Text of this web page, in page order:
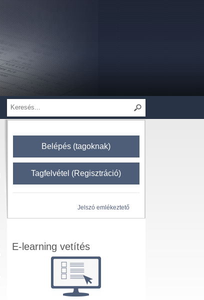
Belépés (tagoknak)
Tagfelvétel (Regisztráció)
Jelszó emlékeztető
E-learning vetítés